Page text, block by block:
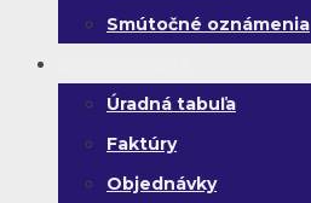
Smútočné oznámenia
Úradná tabuľa
Faktúry
Objednávky